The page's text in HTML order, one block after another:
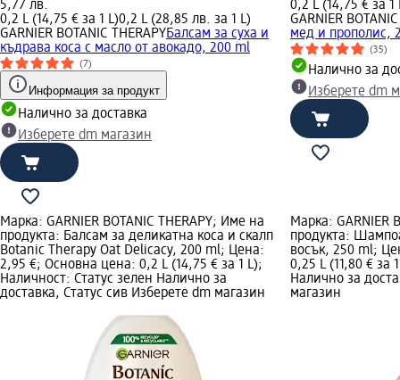
5,77 лв.
0,2 L (14,75 € за 1 L)0,2 L (28,85 лв. за 1 L)
GARNIER BOTANIC THERAPYБалсам за суха и
къдрава коса с масло от авокадо, 200 ml
(7)
Информация за продукт
Налично за доставка
Изберете dm магазин
0,2 L (14,75 € за 1
GARNIER
мед и прополис,
(35)
Налично за
Изберете dm
Марка: GARNIER BOTANIC THERAPY; Име на
продукта: Балсам за деликатна коса и скалп
Botanic Therapy Oat Delicacy, 200 ml; Цена:
2,95 €; Основна цена: 0,2 L (14,75 € за 1 L);
Наличност: Статус зелен Налично за
доставка, Статус сив Изберете dm магазин
Марка: GARNIER
продукта:
восък, 250 ml;
0,25 L (11,80 € за
Налично за
магазин